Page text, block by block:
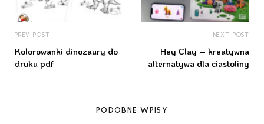
PREV POST
Kolorowanki dinozaury do
druku pdf
NEXT POST
Hey Clay – kreatywna
alternatywa dla ciastoliny
PODOBNE WPISY